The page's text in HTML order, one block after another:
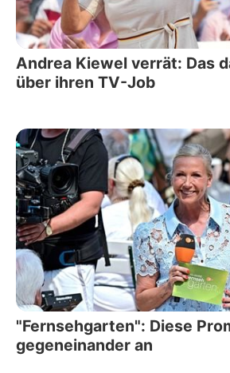
Andrea Kiewel verrät: Das
über ihren TV-Job
"Fernsehgarten": Diese
gegeneinander an